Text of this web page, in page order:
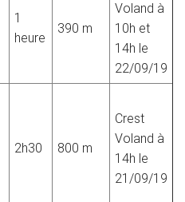
1
heure
390 m
Voland à
10h et
14h le
22/09/19
2h30 800 m
Crest
Voland à
14h le
21/09/19